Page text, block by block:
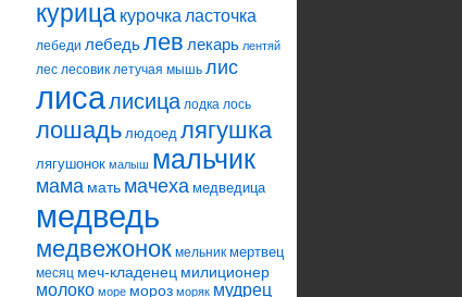
курица курочка ласточка
лебеди лебедьлев лекарь лентяй
лес лесовик летучая мышь лис
лисалисица лодка лось
лошадь людоед лягушка
лягушонок малыш мальчик
мама мать мачеха медведица
медведь
медвежонок мельник мертвец
месяц меч-кладенец милиционер
молоко море мороз моряк мудрец